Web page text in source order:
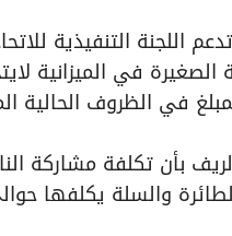
اللجنة التنفيذية
المبلغ في الظروف
بأن تكلفة مشاركة